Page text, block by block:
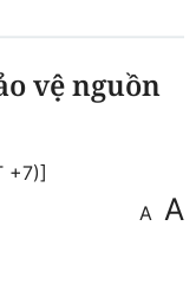
vệ nguồn
+7)]
A A